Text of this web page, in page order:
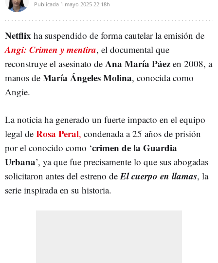
Publicada 1 mayo 2025 22:18h
Netflix ha suspendido de forma cautelar la emisión de
Angi: Crimen y mentira, el documental que
reconstruye el asesinato de Ana María Páez en 2008, a
manos de María Ángeles Molina, conocida como
Angie.
La noticia ha generado un fuerte impacto en el equipo
legal de Rosa Peral, condenada a 25 años de prisión
por el conocido como ‘crimen de la Guardia
Urbana’, ya que fue precisamente lo que sus abogadas
solicitaron antes del estreno de El cuerpo en llamas, la
serie inspirada en su historia.